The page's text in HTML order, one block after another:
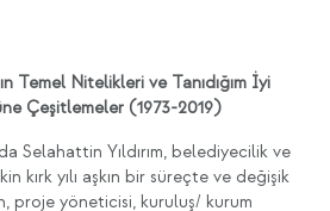
Temel Nitelikleri ve Tanıdığım İyi
Çeşitlemeler (1973-2019)
Selahattin Yıldırım, belediyecilik ve
kırk yılı aşkın bir süreçte ve değişik
proje yöneticisi, kuruluş/ kurum